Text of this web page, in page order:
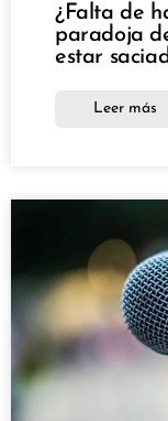
¿Falta de
paradoja
estar
Leer más